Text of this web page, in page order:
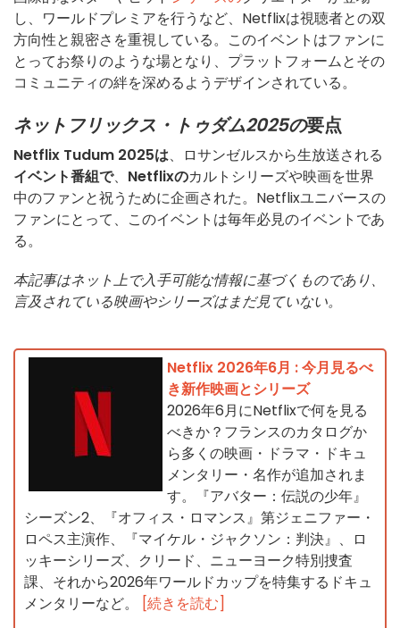
し、ワールドプレミアを行うなど、Netflixは視聴者との双
方向性と親密さを重視している。このイベントはファンに
とってお祭りのような場となり、プラットフォームとその
コミュニティの絆を深めるようデザインされている。
ネットフリックス・トゥダム2025の要点
Netflix Tudum 2025は、ロサンゼルスから生放送される
イベント番組で、 Netflixのカルトシリーズや映画を世界
中のファンと祝うために企画された。Netflixユニバースの
ファンにとって、このイベントは毎年必見のイベントであ
る。
本記事はネット上で入手可能な情報に基づくものであり、
言及されている映画やシリーズはまだ見ていない。
Netflix 2026年6月 : 今月見るべ
き新作映画とシリーズ
2026年6月にNetflixで何を見る
べきか？フランスのカタログか
ら多くの映画・ドラマ・ドキュ
メンタリー・名作が追加されま
す。『アバター：伝説の少年』
シーズン2、『オフィス・ロマンス』第ジェニファー・
ロペス主演作、『マイケル・ジャクソン：判決』、ロ
ッキーシリーズ、クリード、ニューヨーク特別捜査
課、それから2026年ワールドカップを特集するドキュ
メンタリーなど。
[続きを読む]